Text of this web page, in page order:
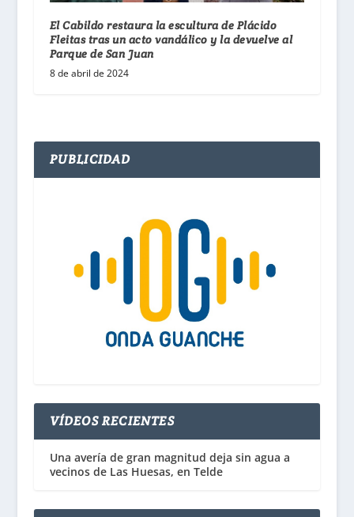
El Cabildo restaura la escultura de Plácido
Fleitas tras un acto vandálico y la devuelve al
Parque de San Juan
8 de abril de 2024
PUBLICIDAD
VÍDEOS RECIENTES
Una avería de gran magnitud deja sin agua a
vecinos de Las Huesas, en Telde